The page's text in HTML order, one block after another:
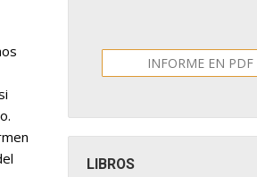
INFORME EN PDF
LIBROS